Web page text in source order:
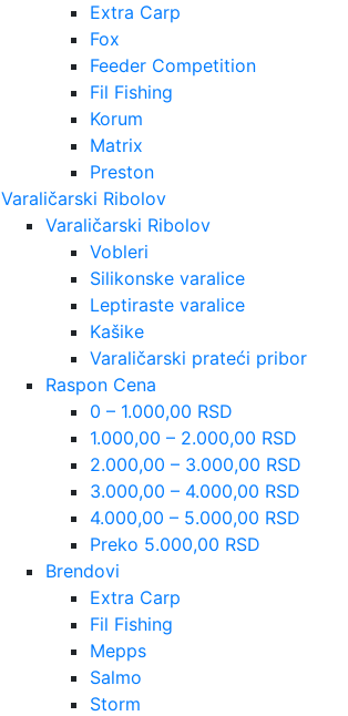
Extra Carp
Fox
Feeder Competition
Fil Fishing
Korum
Matrix
Preston
Varaličarski Ribolov
Varaličarski Ribolov
Vobleri
Silikonske varalice
Leptiraste varalice
Kašike
Varaličarski prateći pribor
Raspon Cena
0 – 1.000,00 RSD
1.000,00 – 2.000,00 RSD
2.000,00 – 3.000,00 RSD
3.000,00 – 4.000,00 RSD
4.000,00 – 5.000,00 RSD
Preko 5.000,00 RSD
Brendovi
Extra Carp
Fil Fishing
Mepps
Salmo
Storm